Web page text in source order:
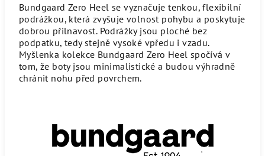
Bundgaard Zero Heel se vyznačuje tenkou, flexibilní
podrážkou, která zvyšuje volnost pohybu a poskytuje
dobrou přilnavost. Podrážky jsou ploché bez
podpatku, tedy stejně vysoké vpředu i vzadu.
Myšlenka kolekce Bundgaard Zero Heel spočívá v
tom, že boty jsou minimalistické a budou výhradně
chránit nohu před povrchem.